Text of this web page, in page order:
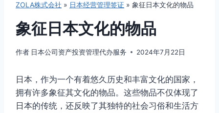
ZOLA株式会社 » 日本经营管理签证 » 象征日本文化的物品
象征日本文化的物品
作者 日本公司资产投资管理代办服务 2024年7月22日
日本，作为一个有着悠久历史和丰富文化的国家，
拥有许多象征其文化的物品。这些物品不仅体现了
日本的传统，还反映了其独特的社会习俗和生活方